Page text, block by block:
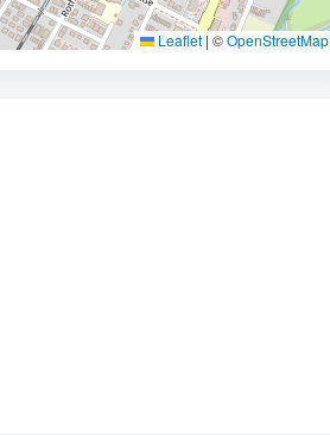
Leaflet| ©OpenStreetMap